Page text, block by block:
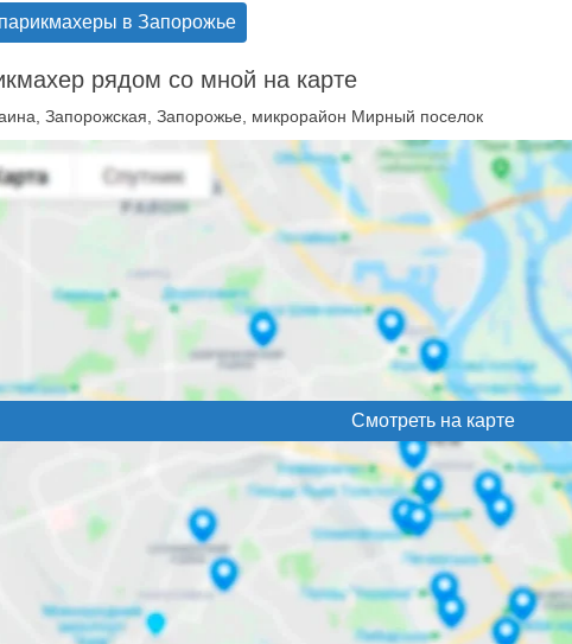
в Запорожье
рядом со мной на карте
Запорожская, Запорожье, микрорайон Мирный поселок
Смотреть на карте